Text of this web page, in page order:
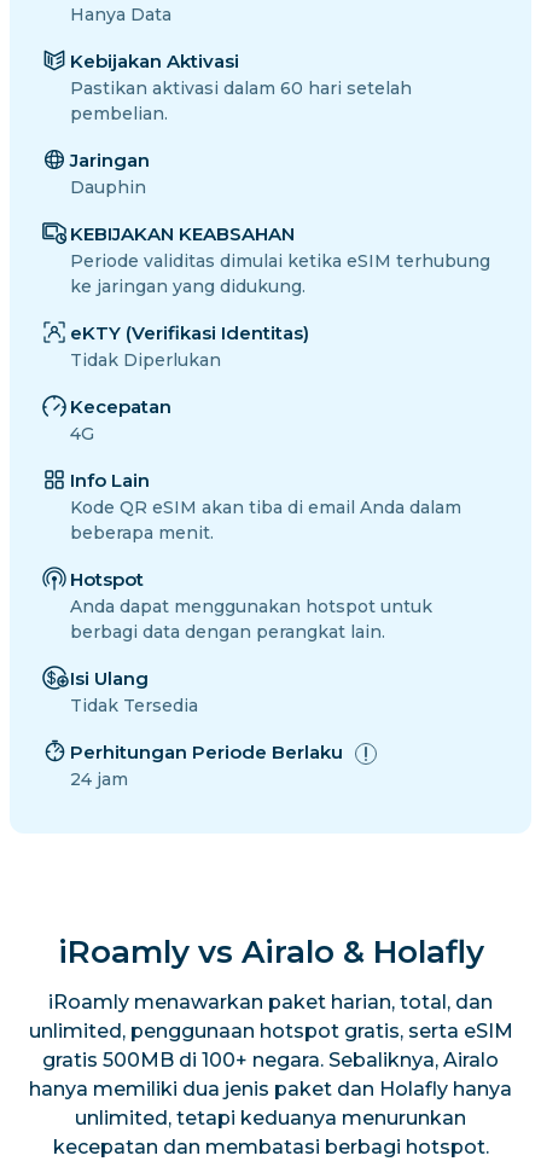
Hanya Data
Kebijakan Aktivasi
Pastikan aktivasi dalam 60 hari setelah
pembelian.
Jaringan
Dauphin
KEBIJAKAN KEABSAHAN
Periode validitas dimulai ketika eSIM terhubung
ke jaringan yang didukung.
eKTY (Verifikasi Identitas)
Tidak Diperlukan
Kecepatan
4G
Info Lain
Kode QR eSIM akan tiba di email Anda dalam
beberapa menit.
Hotspot
Anda dapat menggunakan hotspot untuk
berbagi data dengan perangkat lain.
Isi Ulang
Tidak Tersedia
Perhitungan Periode Berlaku
24 jam
iRoamly vs Airalo & Holafly
iRoamly menawarkan paket harian, total, dan
unlimited, penggunaan hotspot gratis, serta eSIM
gratis 500MB di 100+ negara. Sebaliknya, Airalo
hanya memiliki dua jenis paket dan Holafly hanya
unlimited, tetapi keduanya menurunkan
kecepatan dan membatasi berbagi hotspot.